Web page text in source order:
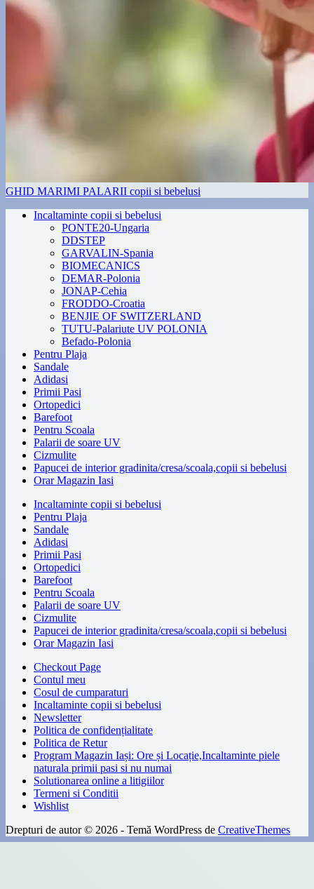
GHID MARIMI PALARII copii si bebelusi
Incaltaminte copii si bebelusi
PONTE20-Ungaria
DDSTEP
GARVALIN-Spania
BIOMECANICS
DEMAR-Polonia
JONAP-Cehia
FRODDO-Croatia
BENJIE OF SWITZERLAND
TUTU-Palariute UV POLONIA
Befado-Polonia
Pentru Plaja
Sandale
Adidasi
Primii Pasi
Ortopedici
Barefoot
Pentru Scoala
Palarii de soare UV
Cizmulite
Papucei de interior gradinita/cresa/scoala,copii si bebelusi
Orar Magazin Iasi
Incaltaminte copii si bebelusi
Pentru Plaja
Sandale
Adidasi
Primii Pasi
Ortopedici
Barefoot
Pentru Scoala
Palarii de soare UV
Cizmulite
Papucei de interior gradinita/cresa/scoala,copii si bebelusi
Orar Magazin Iasi
Checkout Page
Contul meu
Cosul de cumparaturi
Incaltaminte copii si bebelusi
Newsletter
Politica de confidențialitate
Politica de Retur
Program Magazin Iași: Ore și Locație,Incaltaminte piele
naturala primii pasi si nu numai
Solutionarea online a litigiilor
Termeni si Conditii
Wishlist
Drepturi de autor © 2026 - Temă WordPress de CreativeThemes